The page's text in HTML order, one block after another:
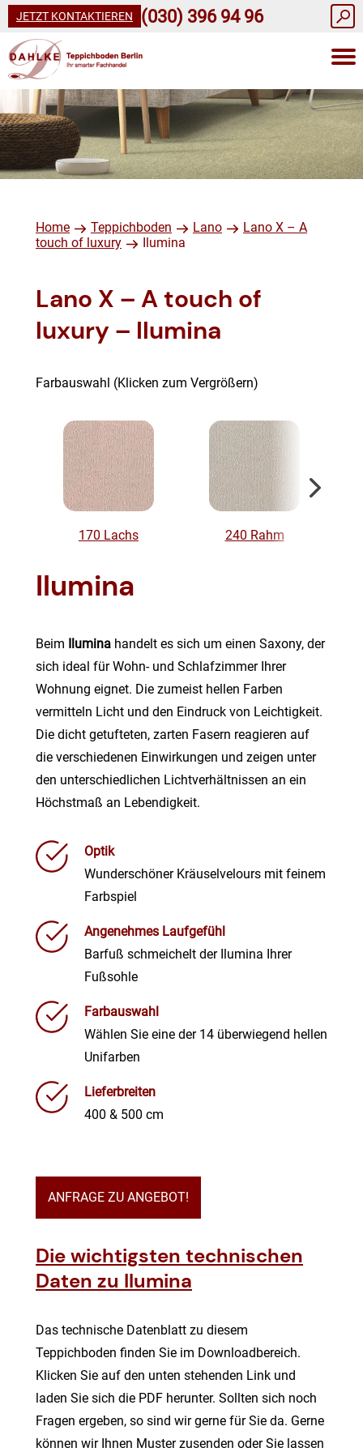
JETZT KONTAKTIEREN (030) 396 94 96
Home Teppichboden Lano
Lano X – A
touch of luxury
Ilumina
Lano X – A touch of
luxury – Ilumina
Farbauswahl (Klicken zum Vergrößern)
170 Lachs 240 Rahm
Ilumina
Beim Ilumina handelt es sich um einen Saxony, der
sich ideal für Wohn- und Schlafzimmer Ihrer
Wohnung eignet. Die zumeist hellen Farben
vermitteln Licht und den Eindruck von Leichtigkeit.
Die dicht getufteten, zarten Fasern reagieren auf
die verschiedenen Einwirkungen und zeigen unter
den unterschiedlichen Lichtverhältnissen an ein
Höchstmaß an Lebendigkeit.
Optik
Wunderschöner Kräuselvelours mit feinem
Farbspiel
Angenehmes Laufgefühl
Barfuß schmeichelt der Ilumina Ihrer
Fußsohle
Farbauswahl
Wählen Sie eine der 14 überwiegend hellen
Unifarben
Lieferbreiten
400 & 500 cm
ANFRAGE ZU ANGEBOT!
Die wichtigsten technischen
Daten zu Ilumina
Das technische Datenblatt zu diesem
Teppichboden finden Sie im Downloadbereich.
Klicken Sie auf den unten stehenden Link und
laden Sie sich die PDF herunter. Sollten sich noch
Fragen ergeben, so sind wir gerne für Sie da. Gerne
können wir Ihnen Muster zusenden oder Sie lassen